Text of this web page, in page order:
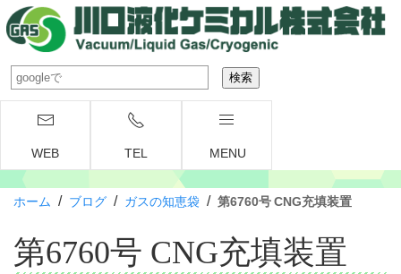
WEB TEL MENU
ホーム / ブログ / ガスの知恵袋 / 第6760号 CNG充填装置
第6760号 CNG充填装置